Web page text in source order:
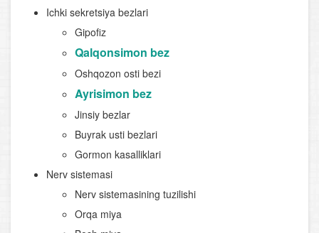
Ichki sekretsiya bezlari
Gipofiz
Qalqonsimon bez
Oshqozon osti bezi
Ayrisimon bez
Jinsiy bezlar
Buyrak usti bezlari
Gormon kasalliklari
Nerv sistemasi
Nerv sistemasining tuzilishi
Orqa miya